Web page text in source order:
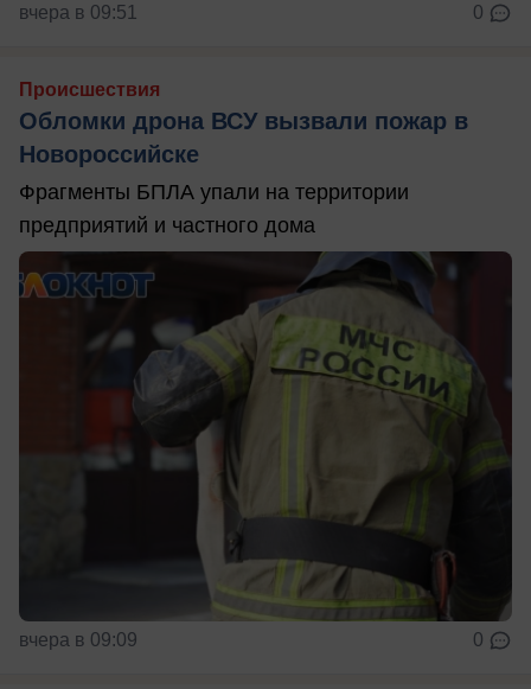
вчера в 09:51 0
Происшествия
Обломки дрона ВСУ вызвали пожар в
Новороссийске
Фрагменты БПЛА упали на территории
предприятий и частного дома
вчера в 09:09 0